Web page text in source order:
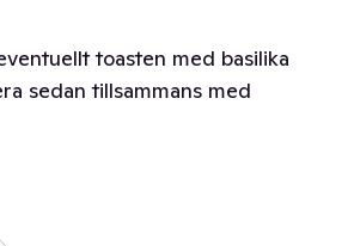
toasten med basilika
sedan tillsammans med